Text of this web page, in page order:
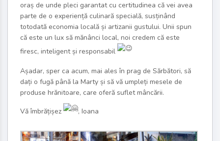
oraș de unde pleci garantat cu certitudinea că vei avea
parte de o experiență culinară specială, susținând
totodată economia locală și artizanii gustului. Unii spun
că este un lux să mănânci local, noi credem că este
firesc, inteligent și responsabil
Așadar, sper ca acum, mai ales în prag de Sărbători, să
dați o fugă până la Marty și să vă umpleți mesele de
produse hrănitoare, care oferă suflet mâncării.
Vă îmbrățișez , Ioana